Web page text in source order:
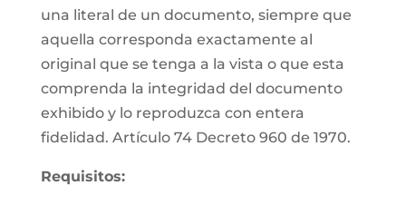
una literal de un documento, siempre que
aquella corresponda exactamente al
original que se tenga a la vista o que esta
comprenda la integridad del documento
exhibido y lo reproduzca con entera
fidelidad. Artículo 74 Decreto 960 de 1970.
Requisitos: